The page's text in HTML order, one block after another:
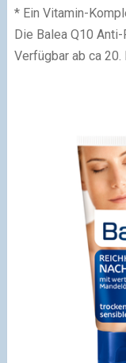
* Ein Vitamin-
Die Balea Q10
Verfügbar ab ca 20.